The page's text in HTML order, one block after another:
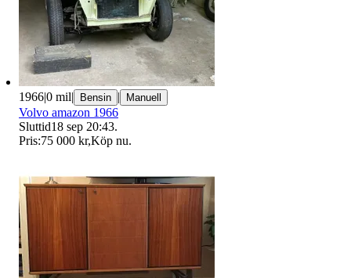
1966|0 mil| Bensin | Manuell
Volvo amazon 1966
Sluttid18 sep 20:43.
Pris:75 000 kr,Köp nu.